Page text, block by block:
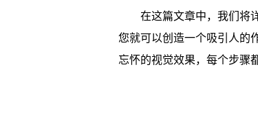
在这篇文章中，我们将
您就可以创造一个吸引人的
忘怀的视觉效果，每个步骤